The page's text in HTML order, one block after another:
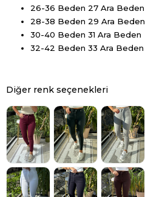
26-36 Beden 27 Ara Beden
28-38 Beden 29 Ara Beden
30-40 Beden 31 Ara Beden
32-42 Beden 33 Ara Beden
Diğer renk seçenekleri
Tükendi